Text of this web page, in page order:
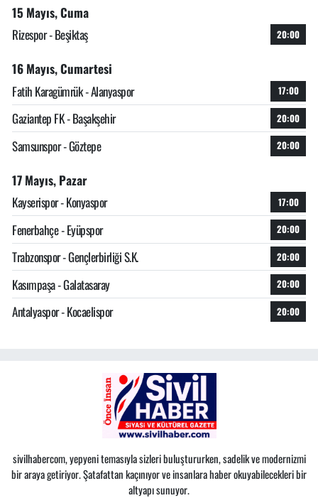
15 Mayıs, Cuma
Rizespor - Beşiktaş
20:00
16 Mayıs, Cumartesi
Fatih Karagümrük - Alanyaspor
17:00
Gaziantep FK - Başakşehir 20:00
Samsunspor - Göztepe 20:00
17 Mayıs, Pazar
Kayserispor - Konyaspor
17:00
Fenerbahçe - Eyüpspor 20:00
Trabzonspor - Gençlerbirliği S.K. 20:00
Kasımpaşa - Galatasaray 20:00
Antalyaspor - Kocaelispor 20:00
sivilhabercom, yepyeni temasıyla sizleri buluştururken, sadelik ve modernizmi
bir araya getiriyor. Şatafattan kaçınıyor ve insanlara haber okuyabilecekleri bir
altyapı sunuyor.